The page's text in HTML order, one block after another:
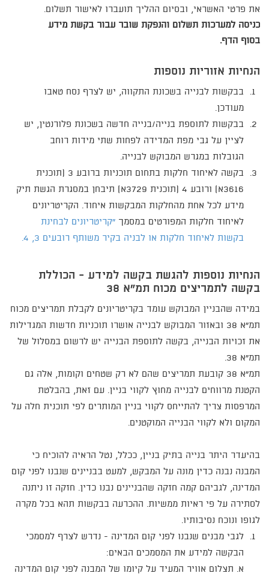
את פרטי האשראי, ובסיום ההליך תועברו לאישור תשלום.
כניסה למערכות תשלום והנפקת שובר עבור בקשת מידע
בסוף הדף.
הנחיות אזוריות נוספות
בבקשות לבנייה בשכונת התקווה, יש לצרף נסח טאבו
מעודכן.
בבקשות לתוספת בנייה/בנייה חדשה בשכונת פלורנטין, יש
לציין על גבי מפת המדידה לפחות שתי מידות רוחב
הגובלות במגרש המבוקש לבנייה.
בקשה לאיחוד חלקות
בתחום תוכניות ברובע 3 (תוכנית
3616א) ורובע 4 (תוכנית 3729א)
תיבחן במסגרת הגשת תיק
מידע לכל אחת מהחלקות המבקשות איחוד. הקריטריונים
לאיחוד חלקות המפורטים במסמך "קריטריונים לבחינת
בקשות לאיחוד חלקות או לבניה בקיר משותף רובעים 3, 4.
הנחיות נוספות להגשת בקשה למידע - הכוללת
בקשה לתמריצים מכוח תמ"א 38
במידה שהבניין המבוקש עומד בקריטריונים לקבלת תמריצים מכוח
תמ"א 38 ובאזור המבוקש לבנייה אושרו תוכניות חדשות המגדילות
את זכויות הבנייה, בקשה לתוספת הבנייה יש לרשום במסלול של
תמ"א 38.
תמ"א 38 קובעת תמריצים שהם לא רק שטחים וקומות, אלה גם
הקטנת מרווחים לבנייה מחוץ לקווי בניין. עם זאת, בהבלטת
המרפסות צריך להתייחס לקווי בניין המותרים לפי תוכנית חלה על
המקום ולא לקווי הבנייה המוקטנים.
בהיעדר היתר בנייה בתיק בניין, ככלל, נטל הראיה להוכיח כי
המבנה נבנה כדין מונה על המבקש, למעט בבניינים שנבנו לפני קום
המדינה, לגביהם קמה חזקה שהבניינים נבנו כדין. חזקה זו ניתנה
לסתירה על פי ראיות ממשיות. ההכרעה בבקשות תהא בכל מקרה
לגופו ונוכח נסיבותיו.
לגבי מבנים שנבנו לפני קום המדינה - נדרש לצרף למסמכי
הבקשה למידע את המסמכים הבאים:
א. תצלום אוויר המעיד על קיומו של המבנה לפני קום המדינה